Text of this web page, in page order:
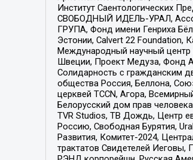
Институт Саентологических
СВОБОДНЫЙ ИДЕЛЬ-УРАЛ,
ГРУПА, Фонд имени Генриха
Эстонии, Calvert 22 Foundation,
Международный научный центр
Швеции, Проект Медуза, Фонд
Солидарность с гражданским
общества Россия, Беллона,
церквей TCCN, Агора,
Белорусский дом прав
TVR Studios, ТВ Дождь, Центр
Россию, Свободная Бурятия,
Развития, Комитет-2024,
трактатов Свидетелей Иеговы,